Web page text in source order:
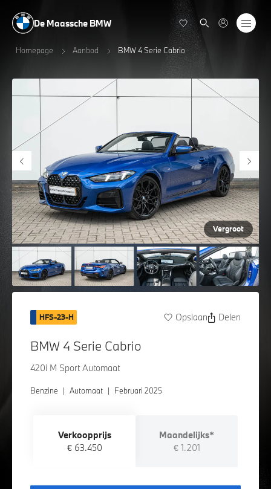
De Maassche BMW
Homepage Aanbod BMW 4 Serie Cabrio
Vergroot
HFS-23-H Opslaan Delen
BMW 4 Serie Cabrio
420i M Sport Automaat
Benzine | Automaat | Februari 2025
Verkoopprijs
€ 63.450
Maandelijks*
€ 1.201